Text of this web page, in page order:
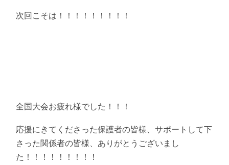
次回こそは！！！！！！！！！
全国大会お疲れ様でした！！！
応援にきてくださった保護者の皆様、サポートして下
さった関係者の皆様、ありがとうございまし
た！！！！！！！！！